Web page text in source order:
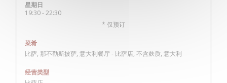
星期日
19:30 - 22:30
* 仅预订
菜肴
比萨, 那不勒斯披萨, 意大利餐厅 - 比萨店, 不含麸质, 意大利
经营类型